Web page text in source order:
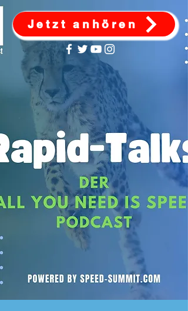
Jetzt anhören